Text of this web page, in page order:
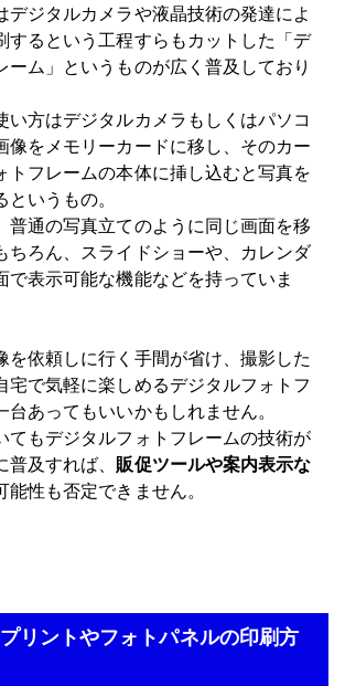
デジタルカメラや液晶技術の発達によ
するという工程すらもカットした「デ
ーム」というものが広く普及しており
い方はデジタルカメラもしくはパソコ
像をメモリーカードに移し、そのカー
トフレームの本体に挿し込むと写真を
というもの。
普通の写真立てのように同じ画面を移
ちろん、スライドショーや、カレンダ
で表示可能な機能などを持っていま
を依頼しに行く手間が省け、撮影した
宅で気軽に楽しめるデジタルフォトフ
台あってもいいかもしれません。
てもデジタルフォトフレームの技術が
及すれば、 販促ツールや案内表示な
能性も否定できません。
リントやフォトパネルの印刷方